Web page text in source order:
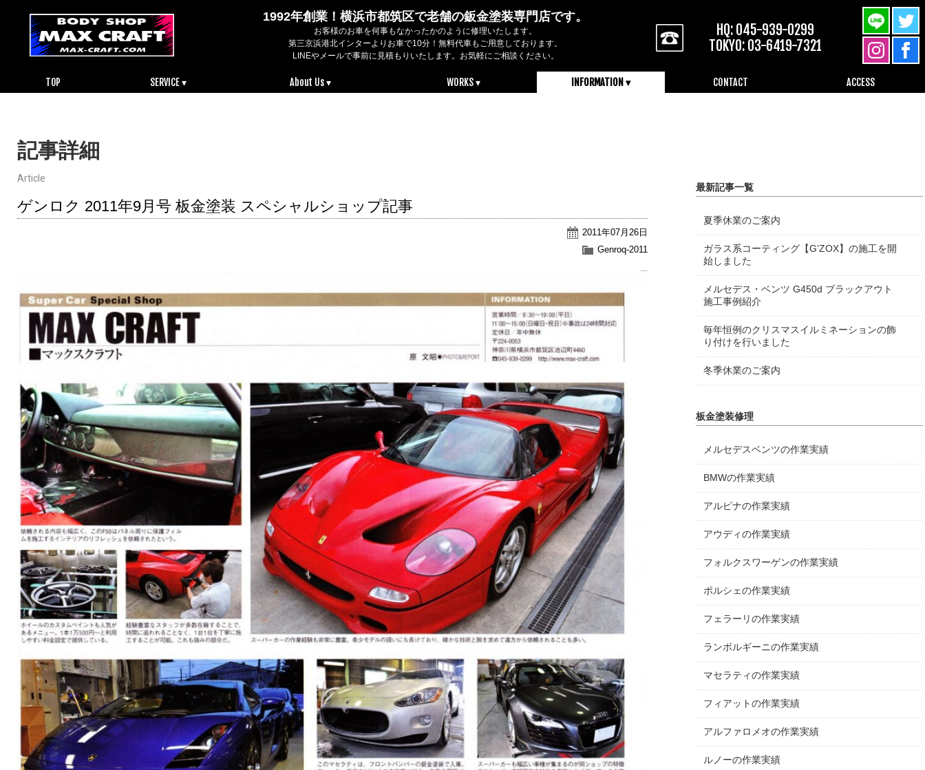
1992年創業！横浜市都筑区で老舗の鈑金塗装専門店です。
お客様のお車を何事もなかったかのように修理いたします。
第三京浜港北インターよりお車で10分！無料代車もご用意しております。
LINEやメールで事前に見積もりいたします。お気軽にご相談ください。
HQ: 045-939-0299
TOKYO: 03-6419-7321
TOP SERVICE ▾ About Us ▾ WORKS ▾ INFORMATION ▾ CONTACT ACCESS
記事詳細
Article
ゲンロク 2011年9月号 板金塗装 スペシャルショップ記事
2011年07月26日
Genroq-2011
最新記事一覧
夏季休業のご案内
ガラス系コーティング【G’ZOX】の施工を開
始しました
メルセデス・ベンツ G450d ブラックアウト
施工事例紹介
毎年恒例のクリスマスイルミネーションの飾
り付けを行いました
冬季休業のご案内
板金塗装修理
メルセデスベンツの作業実績
BMWの作業実績
アルピナの作業実績
アウディの作業実績
フォルクスワーゲンの作業実績
ポルシェの作業実績
フェラーリの作業実績
ランボルギーニの作業実績
マセラティの作業実績
フィアットの作業実績
アルファロメオの作業実績
ルノーの作業実績